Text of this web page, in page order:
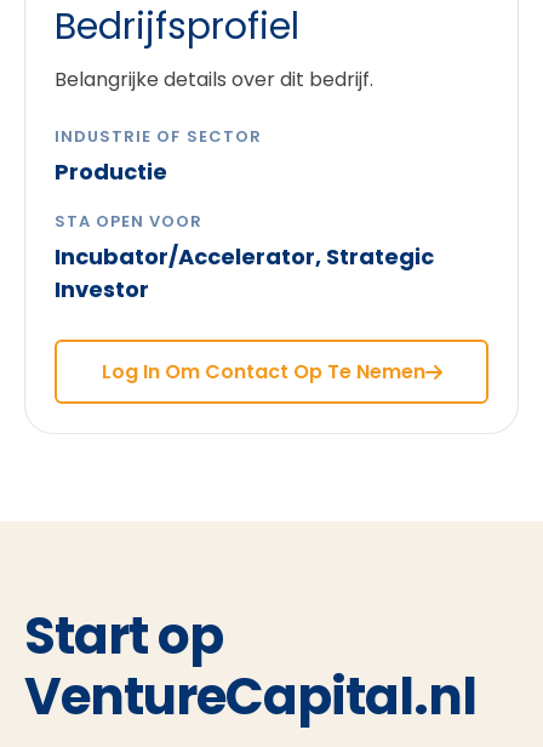
Bedrijfsprofiel
Belangrijke details over dit bedrijf.
INDUSTRIE OF SECTOR
Productie
STA OPEN VOOR
Incubator/Accelerator, Strategic
Investor
Log In Om Contact Op Te Nemen
Start op
VentureCapital.nl